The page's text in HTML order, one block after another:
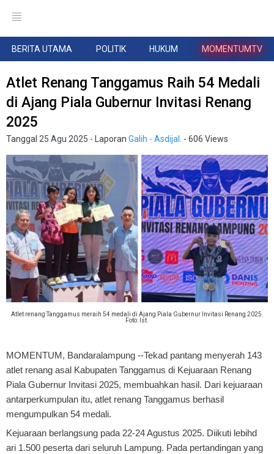
BERITA UTAMA POLITIK HUKUM MOMENTUMTV
Atlet Renang Tanggamus Raih 54 Medali
di Ajang Piala Gubernur Invitasi Renang
2025
Tanggal 25 Agu 2025 - Laporan Galih - Asdijal. - 606 Views
Atlet renang Tanggamus meraih 54 medali di Ajang Piala Gubernur Invitasi Renang 2025.
Foto: Ist.
MOMENTUM, Bandaralampung --Tekad pantang menyerah 143
atlet renang asal Kabupaten Tanggamus di Kejuaraan Renang
Piala Gubernur Invitasi 2025, membuahkan hasil. Dari kejuaraan
antarperkumpulan itu, atlet renang Tanggamus berhasil
mengumpulkan 54 medali.
Kejuaraan berlangsung pada 22-24 Agustus 2025. Diikuti lebihd
ari 1.500 peserta dari seluruh Lampung. Pada pertandingan yang